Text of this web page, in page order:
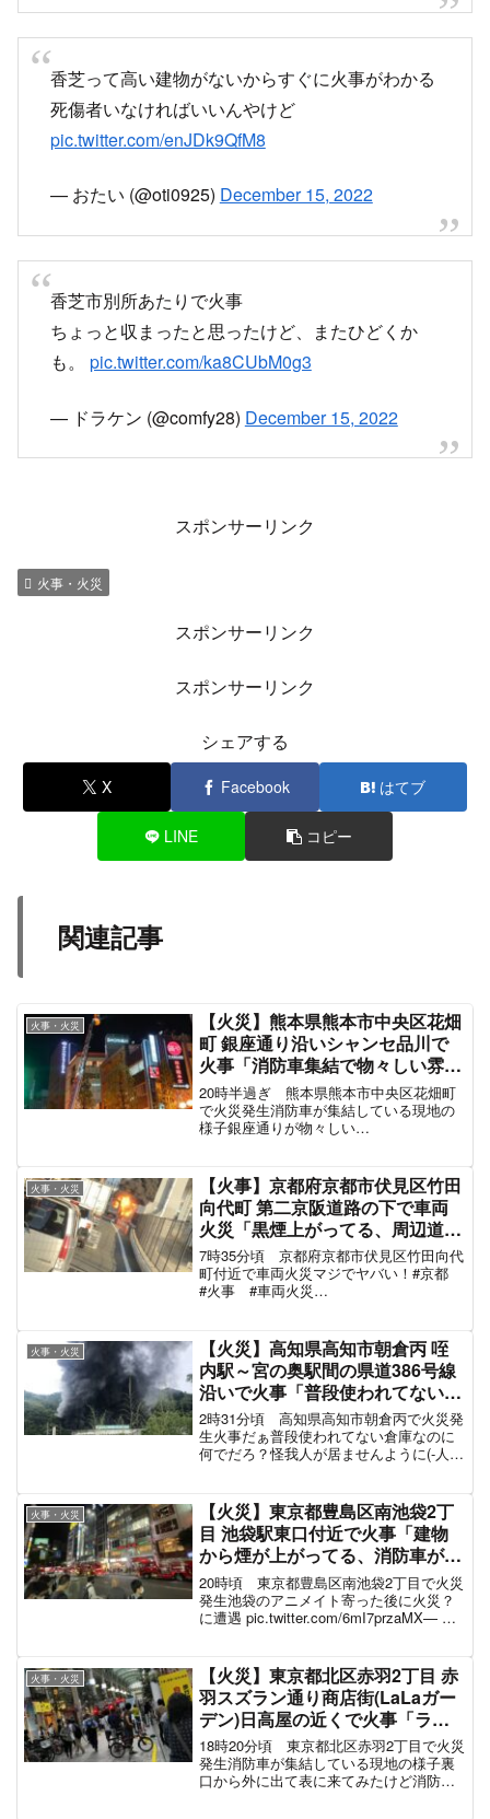
香芝って高い建物がないからすぐに火事がわかる
死傷者いなければいいんやけど
pic.twitter.com/enJDk9QfM8
— おたい (@oti0925) December 15, 2022
香芝市別所あたりで火事
ちょっと収まったと思ったけど、またひどくか
も。 pic.twitter.com/ka8CUbM0g3
— ドラケン (@comfy28) December 15, 2022
スポンサーリンク
火事・火災
スポンサーリンク
スポンサーリンク
シェアする
X Facebook はてブ
LINE コピー
関連記事
火事・火災
【火災】熊本県熊本市中央区花畑
町 銀座通り沿いシャンセ品川で
火事「消防車集結で物々しい雰囲
気」10月27日
20時半過ぎ 熊本県熊本市中央区花畑町
で火災発生消防車が集結している現地の
様子銀座通りが物々しい
バそう、、、...
火事・火災
【火事】京都府京都市伏見区竹田
向代町 第二京阪道路の下で車両
火災「黒煙上がってる、周辺道路
が交通規制で渋滞」#京都 11月15
日
7時35分頃 京都府京都市伏見区竹田向代
町付近で車両火災マジでヤバい！#京都
#火事 #車両火災
...
火事・火災
【火災】高知県高知市朝倉丙 咥
内駅～宮の奥駅間の県道386号線
沿いで火事「普段使われてない倉
庫から黒煙上がってる、一部通行
止めで周辺道路が渋滞」6月19日
2時31分頃 高知県高知市朝倉丙で火災発
生火事だぁ普段使われてない倉庫なのに
何でだろ？怪我人が居ませんように(-人-)
火事・火災
【火災】東京都豊島区南池袋2丁
目 池袋駅東口付近で火事「建物
から煙が上がってる、消防車が集
結」8月15日
20時頃 東京都豊島区南池袋2丁目で火災
発生池袋のアニメイト寄った後に火災？
に遭遇 pic.twitter.com/6mI7przaMX— お
が...
火事・火災
【火災】東京都北区赤羽2丁目 赤
羽スズラン通り商店街(LaLaガー
デン)日高屋の近くで火事「ララ
ガーデン煙やばい」#赤羽 6月12
日
18時20分頃 東京都北区赤羽2丁目で火災
発生消防車が集結している現地の様子裏
口から外に出て表に来てみたけど消防車